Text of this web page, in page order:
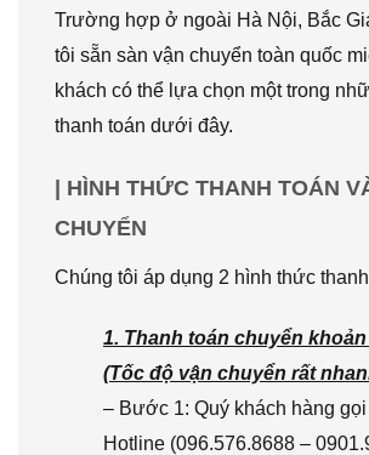
Trường hợp ở ngoài Hà Nội, Bắc
tôi sẵn sàn vận chuyển toàn quốc
khách có thể lựa chọn một trong
thanh toán dưới đây.
| HÌNH THỨC THANH TOÁN
CHUYỂN
Chúng tôi áp dụng 2 hình thức
1. Thanh toán chuyển
(Tốc độ vận chuyển rất
– Bước 1: Quý khách hàng
Hotline (096.576.8688 –